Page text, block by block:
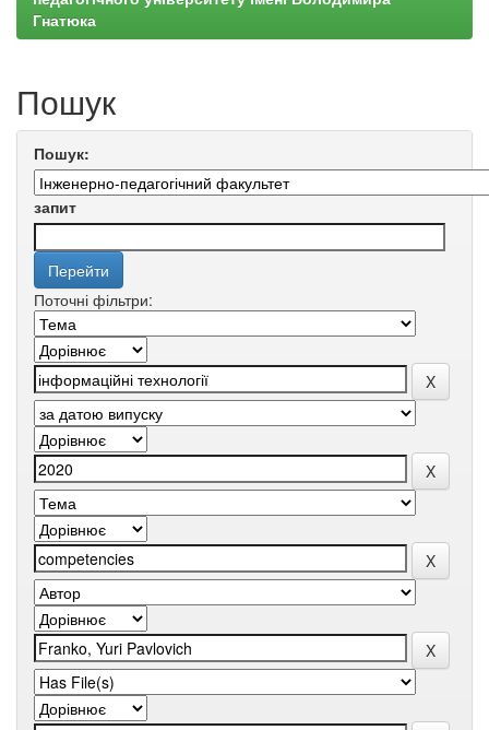
Гнатюка
Пошук
Пошук:
запит
Поточні фільтри: